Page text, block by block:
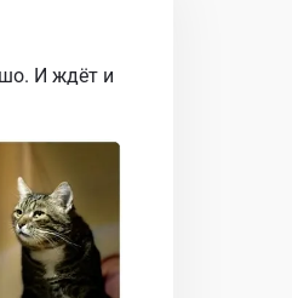
И ждёт и